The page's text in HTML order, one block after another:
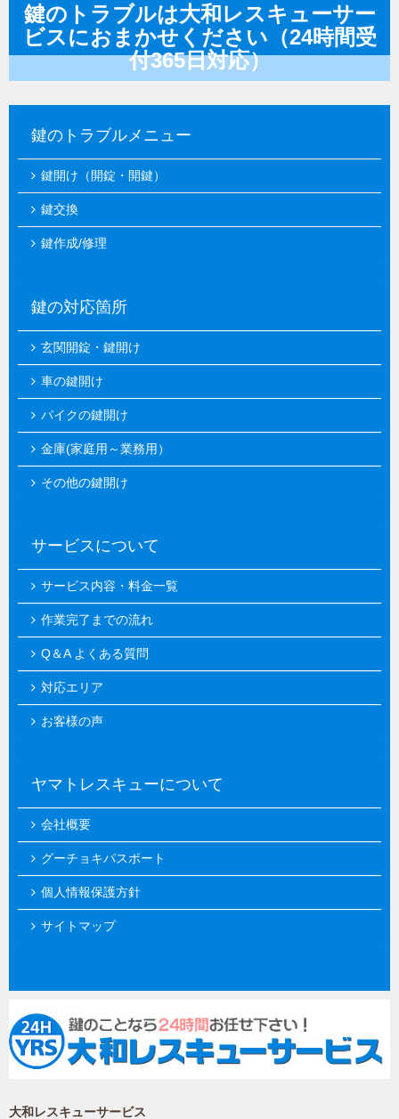
鍵のトラブルは大和レスキューサー
ビスにおまかせください（24時間受
付365日対応）
鍵のトラブルメニュー
鍵開け（開錠・開鍵）
鍵交換
鍵作成/修理
鍵の対応箇所
玄関開錠・鍵開け
車の鍵開け
バイクの鍵開け
金庫(家庭用～業務用）
その他の鍵開け
サービスについて
サービス内容・料金一覧
作業完了までの流れ
Q＆A よくある質問
対応エリア
お客様の声
ヤマトレスキューについて
会社概要
グーチョキパスポート
個人情報保護方針
サイトマップ
大和レスキューサービス